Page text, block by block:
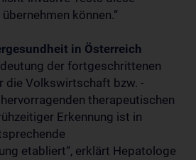
können.“
in Österreich
der fortgeschrittenen
die Volkswirtschaft bzw. -
therapeutischen
Erkennung ist in
etabliert“, erklärt Hepatologe